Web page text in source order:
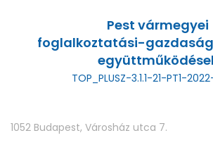
Pest vármegyei
foglalkoztatási-
TOP_PLUSZ-3.1.1-21-PT1-
1052 Budapest, Városház utca 7.